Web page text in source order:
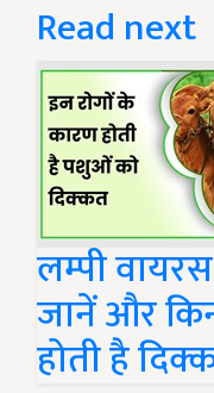
Read next
लम्पी
जानें और
होती है